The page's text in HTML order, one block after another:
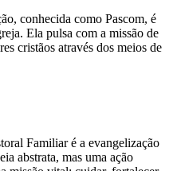
conhecida como Pascom, é
Ela pulsa com a missão de
cristãos através dos meios de
Familiar é a evangelização
abstrata, mas uma ação